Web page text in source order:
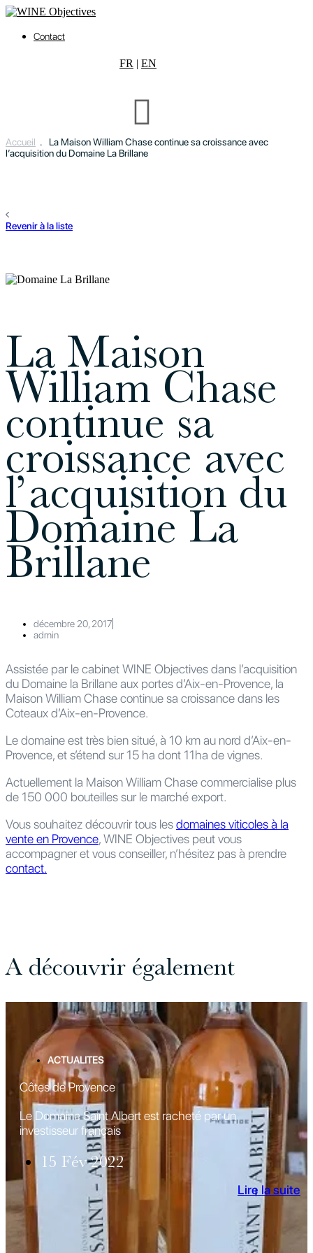
Contact
FR | EN
Accueil . La Maison William Chase continue sa croissance avec
l’acquisition du Domaine La Brillane
Revenir à la liste
La Maison
William Chase
continue sa
croissance avec
l’acquisition du
Domaine La
Brillane
décembre 20, 2017
admin
Assistée par le cabinet WINE Objectives dans l’acquisition
du Domaine la Brillane aux portes d’Aix-en-Provence, la
Maison William Chase continue sa croissance dans les
Coteaux d’Aix-en-Provence.
Le domaine est très bien situé, à 10 km au nord d’Aix-en-
Provence, et s’étend sur 15 ha dont 11ha de vignes.
Actuellement la Maison William Chase commercialise plus
de 150 000 bouteilles sur le marché export.
Vous souhaitez découvrir tous lesdomaines viticoles à la
vente en Provence, WINE Objectives peut vous
accompagner et vous conseiller, n’hésitez pas à prendre
contact.
A découvrir également
ACTUALITES
Côtes de Provence
Le Domaine Saint Albert est racheté par un
investisseur français
15 Fév 2022
Lire la suite